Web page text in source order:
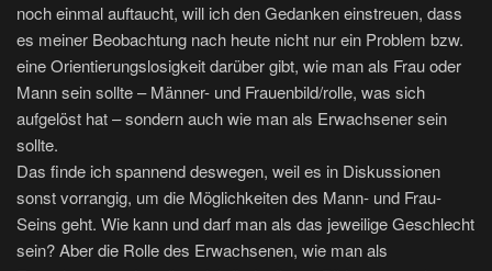
noch einmal auftaucht, will ich den Gedanken einstreuen, dass
es meiner Beobachtung nach heute nicht nur ein Problem bzw.
eine Orientierungslosigkeit darüber gibt, wie man als Frau oder
Mann sein sollte – Männer- und Frauenbild/rolle, was sich
aufgelöst hat – sondern auch wie man als Erwachsener sein
sollte.
Das finde ich spannend deswegen, weil es in Diskussionen
sonst vorrangig, um die Möglichkeiten des Mann- und Frau-
Seins geht. Wie kann und darf man als das jeweilige Geschlecht
sein? Aber die Rolle des Erwachsenen, wie man als